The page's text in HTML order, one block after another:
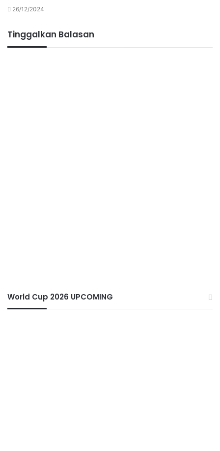
26/12/2024
Tinggalkan Balasan
World Cup 2026 UPCOMING